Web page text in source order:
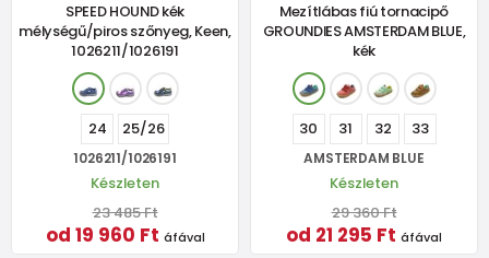
SPEED HOUND kék
mélységű/piros szőnyeg, Keen,
1026211/1026191
24 25/26
1026211/1026191
Készleten
23 485 Ft
od 19 960 Ft áfával
Mezítlábas fiú tornacipő
GROUNDIES AMSTERDAM BLUE,
kék
30 31 32 33
AMSTERDAM BLUE
Készleten
29 360 Ft
od 21 295 Ft áfával